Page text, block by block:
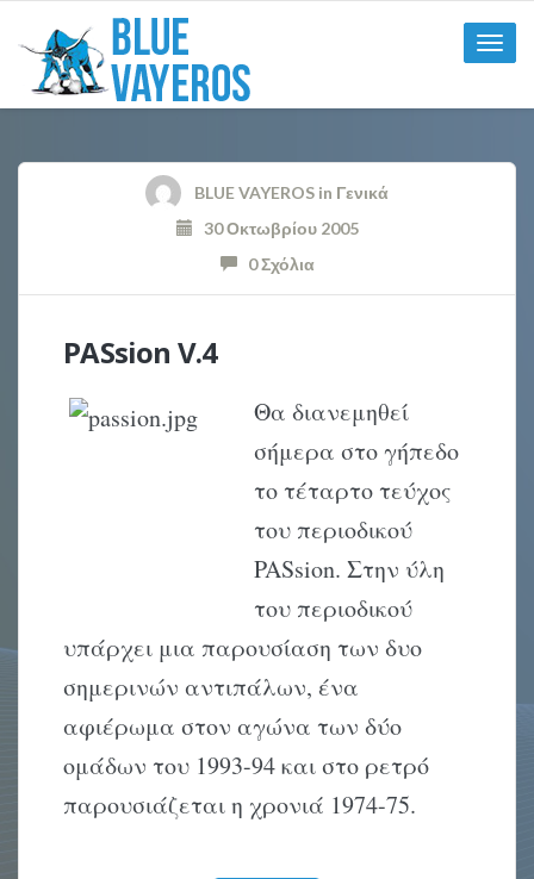
Toggle
BLUE VAYEROS in Γενικά
30 Οκτωβρίου 2005
0 Σχόλια
PASsion V.4
Θα διανεμηθεί
σήμερα στο γήπεδο
το τέταρτο τεύχος
του περιοδικού
PASsion. Στην ύλη
του περιοδικού
υπάρχει μια παρουσίαση των δυο
σημερινών αντιπάλων, ένα
αφιέρωμα στον αγώνα των δύο
ομάδων του 1993-94 και στο ρετρό
παρουσιάζεται η χρονιά 1974-75.